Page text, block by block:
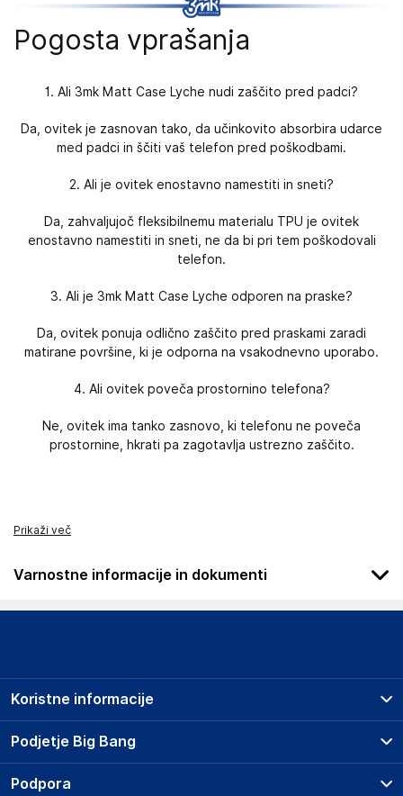
Pogosta vprašanja
1. Ali 3mk Matt Case Lyche nudi zaščito pred padci?
Da, ovitek je zasnovan tako, da učinkovito absorbira udarce
med padci in ščiti vaš telefon pred poškodbami.
2. Ali je ovitek enostavno namestiti in sneti?
Da, zahvaljujoč fleksibilnemu materialu TPU je ovitek
enostavno namestiti in sneti, ne da bi pri tem poškodovali
telefon.
3. Ali je 3mk Matt Case Lyche odporen na praske?
Da, ovitek ponuja odlično zaščito pred praskami zaradi
matirane površine, ki je odporna na vsakodnevno uporabo.
4. Ali ovitek poveča prostornino telefona?
Ne, ovitek ima tanko zasnovo, ki telefonu ne poveča
prostornine, hkrati pa zagotavlja ustrezno zaščito.
Prikaži več
Varnostne informacije in dokumenti
Podatki o proizvajalcu
3mk
Poljska
Podjetje Big Bang
O podjetju
Koristne informacije
Prodajna mesta
Storitve
Podpora